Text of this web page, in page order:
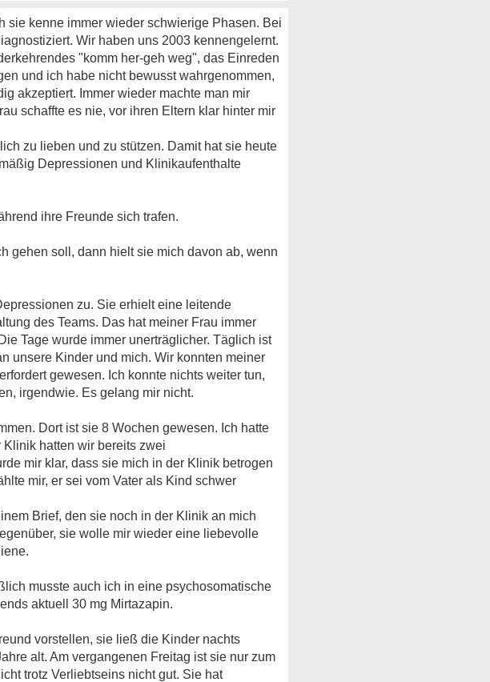
sie kenne immer wieder schwierige Phasen. Bei
Wir haben uns 2003 kennengelernt.
"komm her-geh weg", das Einreden
und ich habe nicht bewusst wahrgenommen,
akzeptiert. Immer wieder machte man mir
schaffte es nie, vor ihren Eltern klar hinter mir
zu lieben und zu stützen. Damit hat sie heute
Depressionen und Klinikaufenthalte
ihre Freunde sich trafen.
gehen soll, dann hielt sie mich davon ab, wenn
zu. Sie erhielt eine leitende
des Teams. Das hat meiner Frau immer
Tage wurde immer unerträglicher. Täglich ist
unsere Kinder und mich. Wir konnten meiner
gewesen. Ich konnte nichts weiter tun,
irgendwie. Es gelang mir nicht.
Dort ist sie 8 Wochen gewesen. Ich hatte
hatten wir bereits zwei
mir klar, dass sie mich in der Klinik betrogen
mir, er sei vom Vater als Kind schwer
Brief, den sie noch in der Klinik an mich
sie wolle mir wieder eine liebevolle
musste auch ich in eine psychosomatische
aktuell 30 mg Mirtazapin.
vorstellen, sie ließ die Kinder nachts
alt. Am vergangenen Freitag ist sie nur zum
trotz Verliebtseins nicht gut. Sie hat